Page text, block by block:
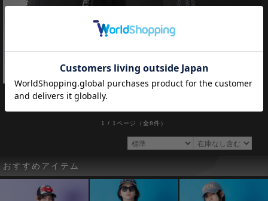
価格：4,990円(税込)
1 / 1ページ （全8件）
おすすめアイテム